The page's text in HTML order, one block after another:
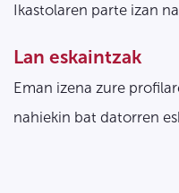
Ikastolaren parte izan
Lan eskaintzak
Eman izena zure
nahiekin bat datorren